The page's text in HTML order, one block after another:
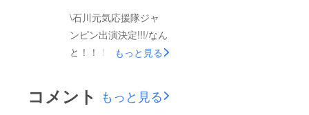
ように軽やかに美し
く…かつ力強い運筆
に、皆心奪われていま
ら感じ取れるエネル
う、今までにない楽し
い書道展を開催できる
のは、応援してくだ
す！！心よりお礼を申
し上げます。誠にあり
\石川元気応援隊ジャ
ンピン出演決定!!!/なん
と！！！いしかわ応援
援隊ジャンピンの出演
が決定いたしまし
もっと見る
コメント もっと見る